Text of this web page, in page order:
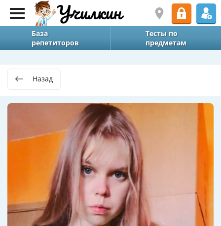
База
репетиторов
Тесты по
предметам
Назад